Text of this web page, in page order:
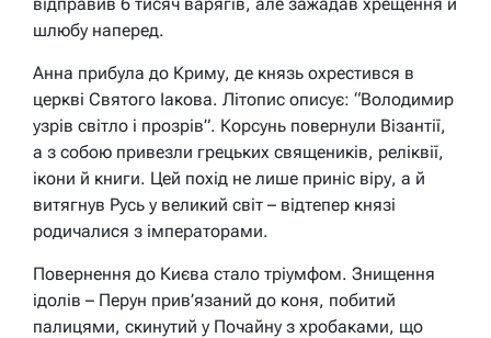
шлюбу наперед.
Анна прибула до Криму, де князь охрестився в
церкві Святого Іакова. Літопис описує: “Володимир
узрів світло і прозрів”. Корсунь повернули Візантії,
а з собою привезли грецьких священиків, реліквії,
ікони й книги. Цей похід не лише приніс віру, а й
витягнув Русь у великий світ – відтепер князі
родичалися з імператорами.
Повернення до Києва стало тріумфом. Знищення
ідолів – Перун прив’язаний до коня, побитий
палицями, скинутий у Почайну з хробаками, що